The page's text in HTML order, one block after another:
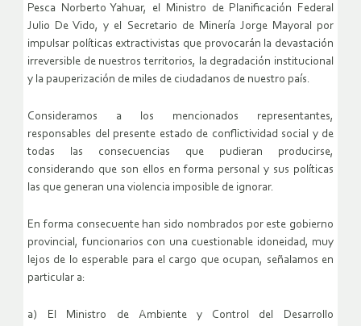
Pesca Norberto Yahuar, el Ministro de Planificación Federal
Julio De Vido, y el Secretario de Minería Jorge Mayoral por
impulsar políticas extractivistas que provocarán la devastación
irreversible de nuestros territorios, la degradación institucional
y la pauperización de miles de ciudadanos de nuestro país.
Consideramos a los mencionados representantes,
responsables del presente estado de conflictividad social y de
todas las consecuencias que pudieran producirse,
considerando que son ellos en forma personal y sus políticas
las que generan una violencia imposible de ignorar.
En forma consecuente han sido nombrados por este gobierno
provincial, funcionarios con una cuestionable idoneidad, muy
lejos de lo esperable para el cargo que ocupan, señalamos en
particular a:
a) El Ministro de Ambiente y Control del Desarrollo